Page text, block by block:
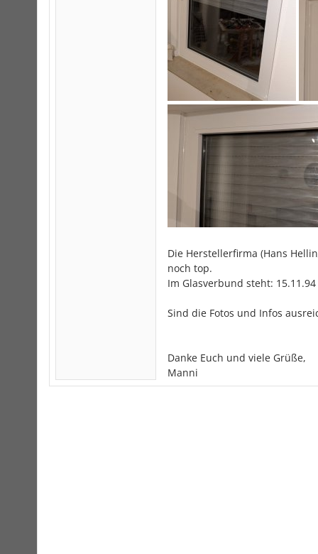
Die Herstellerfirma (Hans
noch top.
Im Glasverbund steht: 15.11.94
Sind die Fotos und Infos
Danke Euch und viele Grüße,
Manni